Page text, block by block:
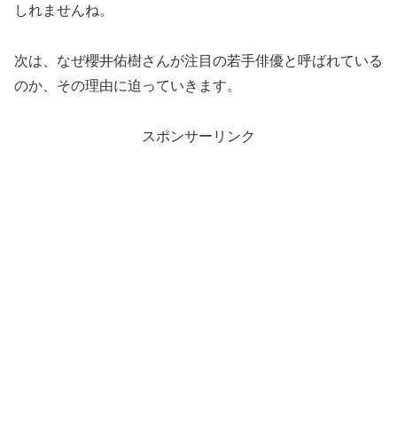
しれませんね。
次は、なぜ櫻井佑樹さんが注目の若手俳優と呼ばれている
のか、その理由に迫っていきます。
スポンサーリンク